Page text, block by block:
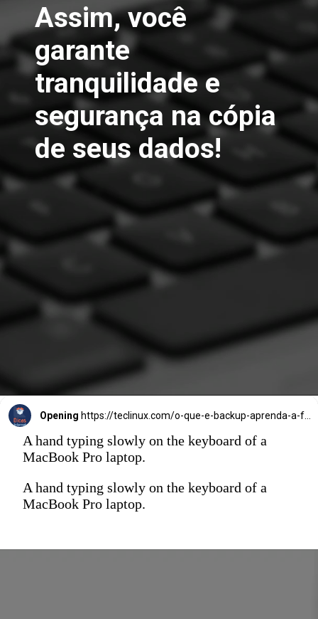
Assim, você
garante
tranquilidade e
segurança na cópia
de seus dados!
Opening
A hand typing slowly on the keyboard of a
MacBook Pro laptop.
A hand typing slowly on the keyboard of a
MacBook Pro laptop.